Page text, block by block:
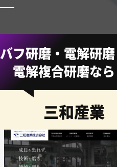
バフ研磨・電解研磨
電解複合研磨なら
三和産業